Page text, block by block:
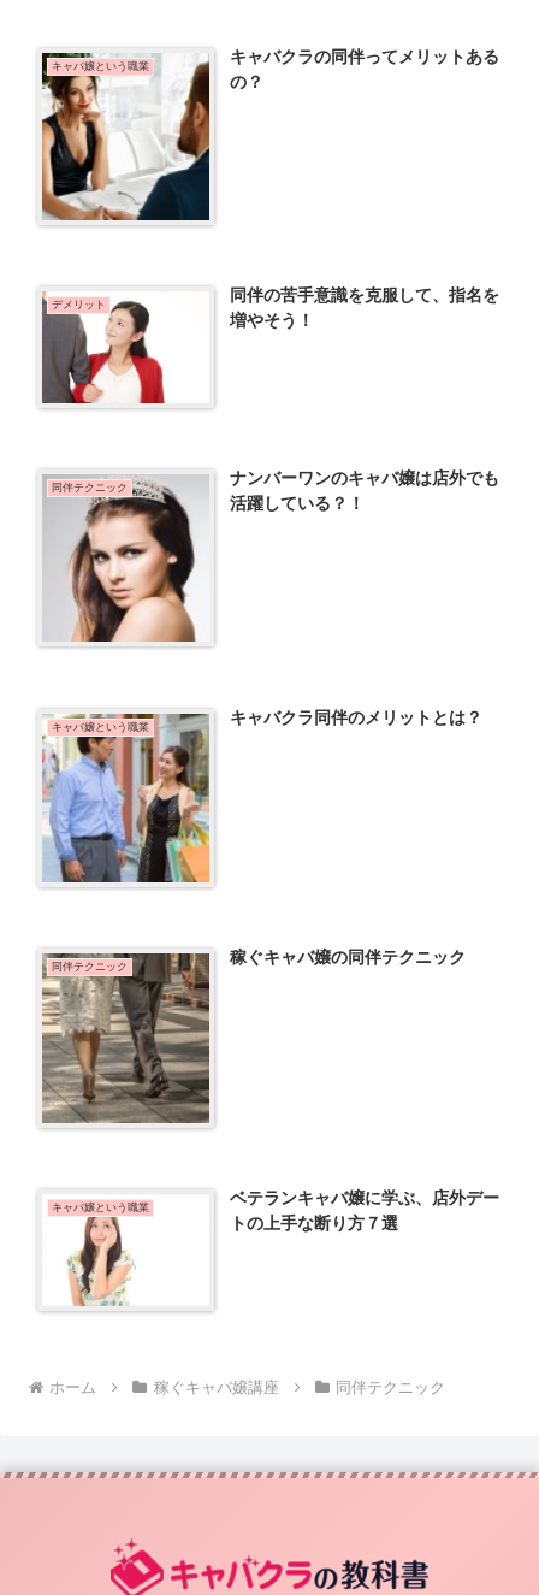
キャバ嬢という職業
キャバクラの同伴ってメリットある
の？
デメリット
同伴の苦手意識を克服して、指名を
増やそう！
同伴テクニック
ナンバーワンのキャバ嬢は店外でも
活躍している？！
キャバ嬢という職業 キャバクラ同伴のメリットとは？
同伴テクニック 稼ぐキャバ嬢の同伴テクニック
キャバ嬢という職業
ベテランキャバ嬢に学ぶ、店外デー
トの上手な断り方７選
ホーム 稼ぐキャバ嬢講座 同伴テクニック